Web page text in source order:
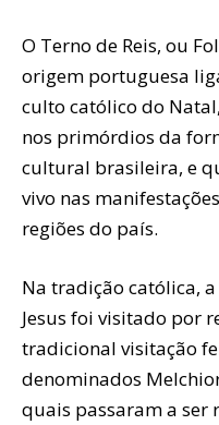
O Terno de Reis, ou
origem portuguesa
culto católico do
nos primórdios da
cultural brasileira, e
vivo nas
regiões do país.
Na tradição católica,
Jesus foi visitado por
tradicional visitação
denominados
quais passaram a ser